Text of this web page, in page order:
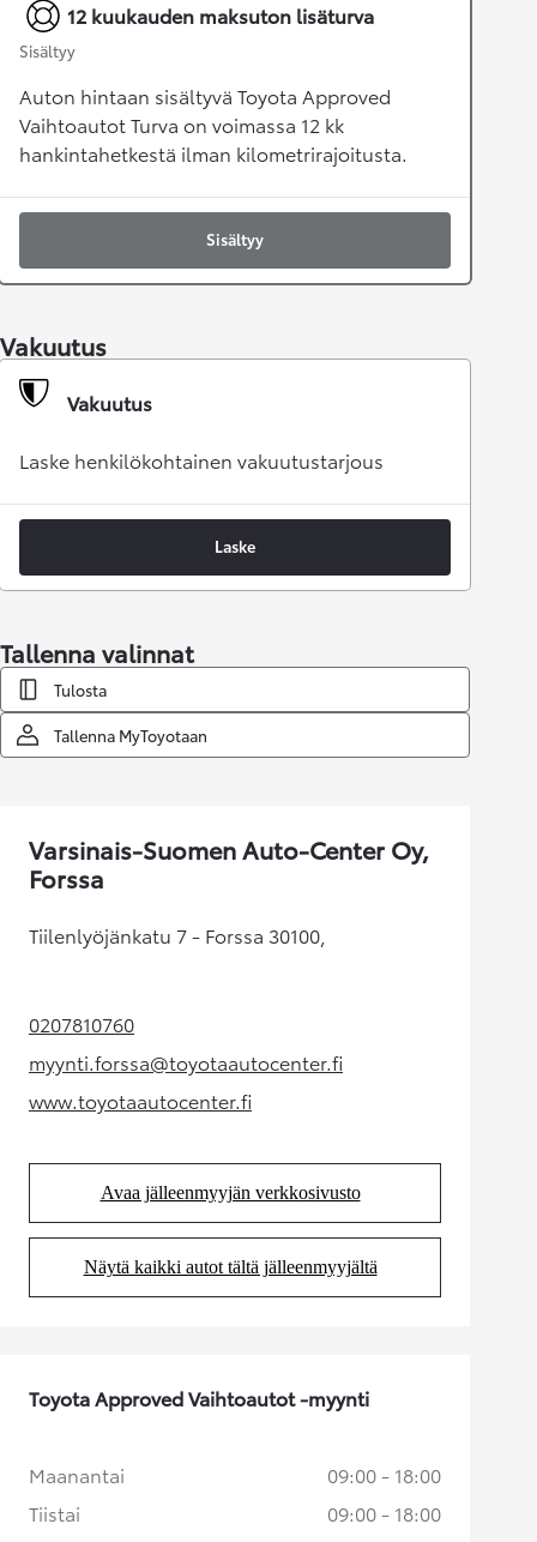
12 kuukauden maksuton lisäturva
Sisältyy
Auton hintaan sisältyvä Toyota Approved
Vaihtoautot Turva on voimassa 12 kk
hankintahetkestä ilman kilometrirajoitusta.
Sisältyy
Vakuutus
Vakuutus
Laske henkilökohtainen vakuutustarjous
Laske
Tallenna valinnat
Tulosta
Tallenna MyToyotaan
Varsinais-Suomen Auto-Center Oy,
Forssa
Tiilenlyöjänkatu 7 - Forssa 30100,
0207810760(Aukeaa uudessa välilehdessä)
myynti.forssa@toyotaautocenter.fi
(Aukeaa uudessa välilehdessä)
www.toyotaautocenter.fi(Aukeaa uudessa välilehdessä)
Avaa jälleenmyyjän verkkosivusto
(Aukeaa uudessa välilehdessä)
Näytä kaikki autot tältä jälleenmyyjältä
(Aukeaa uudessa välilehdessä)
Toyota Approved Vaihtoautot -myynti
Maanantai
09:00 - 18:00
Tiistai
09:00 - 18:00